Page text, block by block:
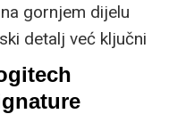
gornjem dijelu
detalj već ključni
jer koristi
svjetla za